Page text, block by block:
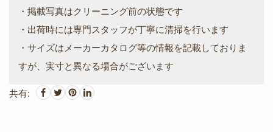
・掲載写真はクリーニング前の状態です
・出荷時には専門スタッフが丁寧に清掃を行います
・サイズはメーカーカタログ等の情報を記載しておりま
すが、実寸と異なる場合がございます
共有: